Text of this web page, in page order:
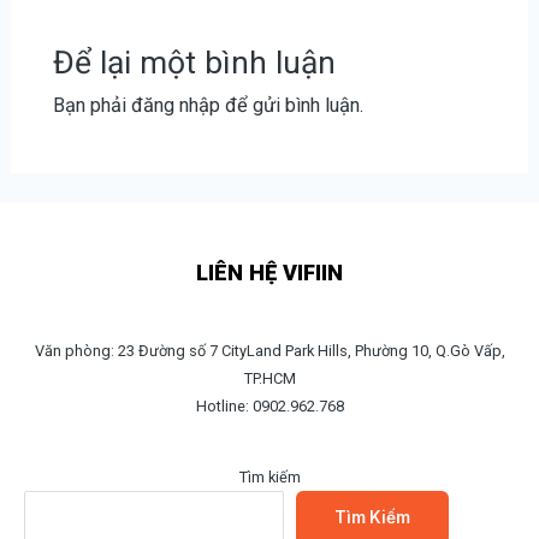
Để lại một bình luận
Bạn phải đăng nhậpđể gửi bình luận.
LIÊN HỆ VIFIIN
Văn phòng: 23 Đường số 7 CityLand Park Hills, Phường 10, Q.Gò Vấp,
TP.HCM
Hotline: 0902.962.768
Tìm kiếm
Tìm Kiếm